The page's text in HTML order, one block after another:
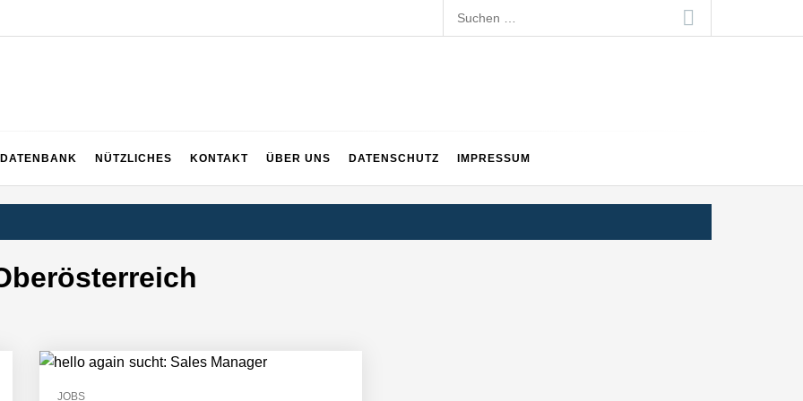
Suchen
nach:
DATENBANK NÜTZLICHES KONTAKT ÜBER UNS DATENSCHUTZ IMPRESSUM
JOBS